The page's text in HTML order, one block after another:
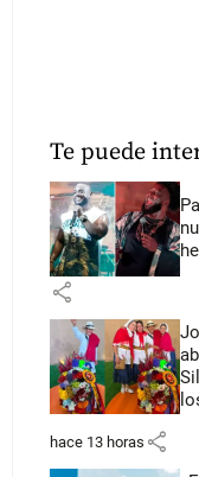
Te puede
share
hace 13 horas share